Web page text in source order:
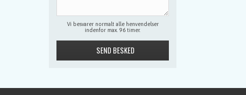
Vi besvarer normalt alle henvendelser
indenfor max. 96 timer.